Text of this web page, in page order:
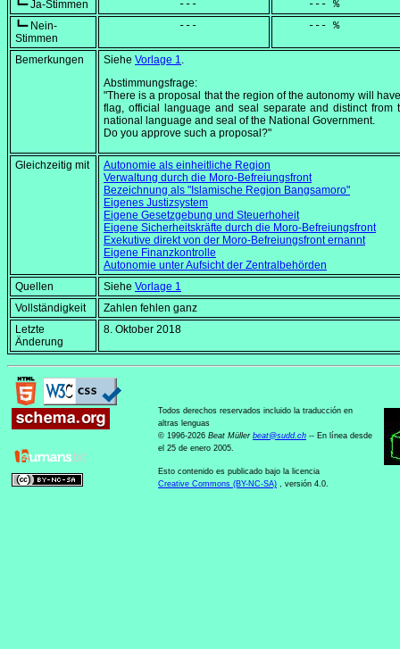
┗━ Ja-Stimmen
            ---
     --- %
┗━ Nein-
Stimmen
            ---
     --- %
Bemerkungen Siehe Vorlage 1.
Abstimmungsfrage:
"There is a proposal that the region of the autonomy will
flag, official language and seal separate and distinct from
national language and seal of the National Government.
Do you approve such a proposal?"
Gleichzeitig mit
Autonomie als einheitliche Region
Verwaltung durch die Moro-Befreiungsfront
Bezeichnung als "Islamische Region Bangsamoro"
Eigenes Justizsystem
Eigene Gesetzgebung und Steuerhoheit
Eigene Sicherheitskräfte durch die Moro-Befreiungsfront
Exekutive direkt von der Moro-Befreiungsfront ernannt
Eigene Finanzkontrolle
Autonomie unter Aufsicht der Zentralbehörden
Quellen
Siehe Vorlage 1
Vollständigkeit
Zahlen fehlen ganz
Letzte
Änderung
8. Oktober 2018
Todos derechos reservados incluido la traducción en
altras lenguas
© 1996-2026 Beat Müller beat@sudd.ch -- En línea desde
el 25 de enero 2005.
Esto contenido es publicado bajo la licencia
Creative Commons (BY-NC-SA) , versión 4.0.